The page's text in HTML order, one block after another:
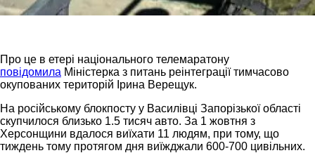
Про це в етері національного телемаратону
повідомила Міністерка з питань реінтеграції тимчасово
окупованих територій Ірина Верещук.
На російському блокпосту у Василівці Запорізької області
скупчилося близько 1.5 тисяч авто. За 1 жовтня з
Херсонщини вдалося виїхати 11 людям, при тому, що
тиждень тому протягом дня виїжджали 600-700 цивільних.